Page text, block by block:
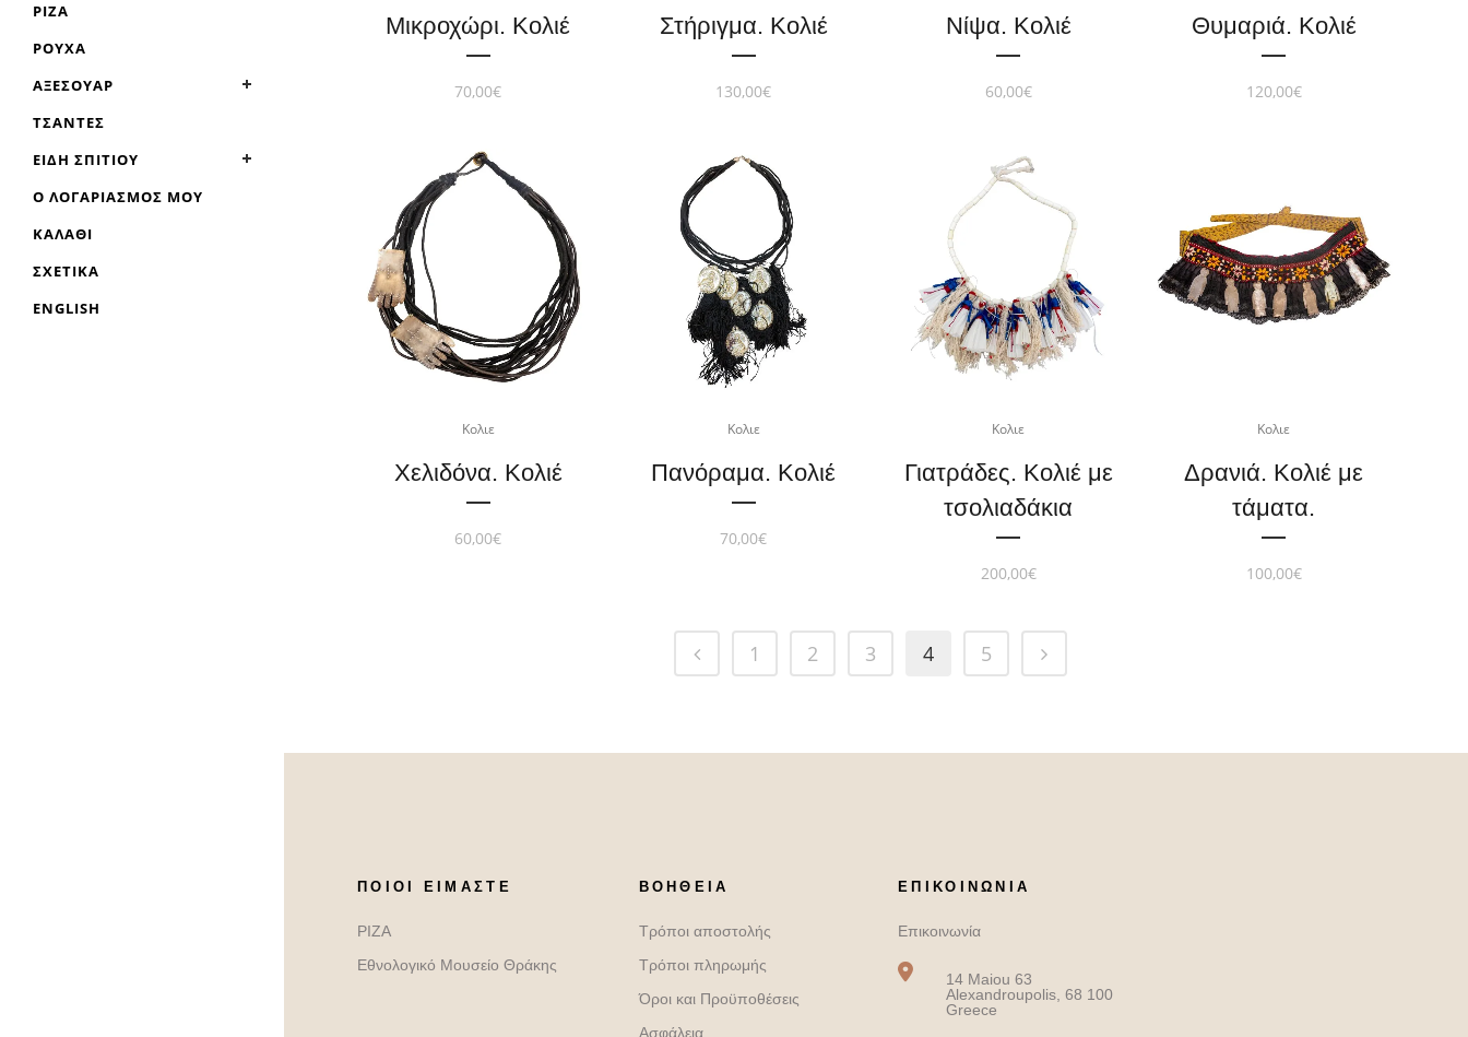
ΡΊΖΑ
ΡΟΎΧΑ
ΑΞΕΣΟΥΆΡ
ΤΣΆΝΤΕΣ
ΕΊΔΗ ΣΠΙΤΙΟΎ
Ο ΛΟΓΑΡΙΑΣΜΌΣ ΜΟΥ
ΚΑΛΆΘΙ
ΣΧΕΤΙΚΆ
ENGLISH
Μικροχώρι. Κολιέ
70,00€
Στήριγμα. Κολιέ
130,00€
Νίψα. Κολιέ
60,00€
Θυμαριά. Κολιέ
120,00€
Κολιε
Χελιδόνα. Κολιέ
60,00€
Κολιε
Πανόραμα. Κολιέ
70,00€
Κολιε
Γιατράδες. Κολιέ με
τσολιαδάκια
200,00€
Κολιε
Δρανιά. Κολιέ με
τάματα.
100,00€
1 2 3 4 5
ΠΟΙΟΙ ΕΊΜΑΣΤΕ
ΡΙΖΑ
Εθνολογικό Μουσείο Θράκης
ΒΟΉΘΕΙΑ
Τρόποι αποστολής
Τρόποι πληρωμής
Όροι και Προϋποθέσεις
Ασφάλεια
ΕΠΙΚΟΙΝΩΝΙΑ
Επικοινωνία
14 Maiou 63
Alexandroupolis, 68 100
Greece